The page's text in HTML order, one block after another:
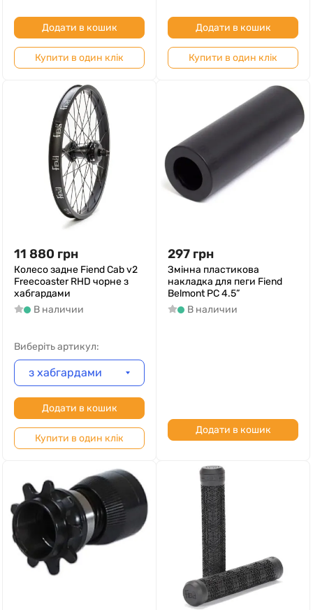
Додати в кошик
Купити в один клік
Додати в кошик
Купити в один клік
11 880 грн
Колесо задне Fiend Cab v2
Freecoaster RHD чорне з
хабгардами
В наличии
Виберіть артикул:
з хабгардами
Додати в кошик
Купити в один клік
297 грн
Змінна пластикова
накладка для пеги Fiend
Belmont PC 4.5”
В наличии
Додати в кошик